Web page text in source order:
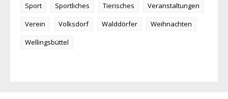
Sport
Sportliches Tierisches
Veranstaltungen
Verein
Volksdorf Walddörfer
Weihnachten
Wellingsbüttel